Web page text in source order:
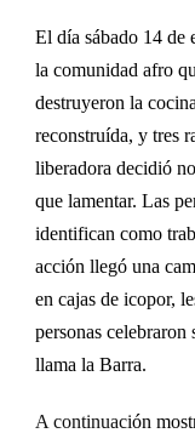
El día sábado 14 de
la comunidad afro
destruyeron la
reconstruída, y tres
liberadora decidió
que lamentar. Las
identifican como
acción llegó una
en cajas de icopor,
personas celebraron
llama la Barra.
A continuación